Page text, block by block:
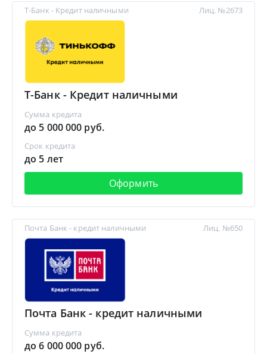
Т-Банк - Кредит наличными
Т-Банк - Кредит наличными
Сумма кредита
до 5 000 000 руб.
Срок кредита
до 5 лет
Оформить
Лиц. №2673
Почта Банк - кредит наличными
Почта Банк - кредит наличными
Сумма кредита
до 6 000 000 руб.
Лиц. №650